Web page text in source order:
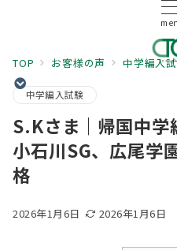
TOP お客様の声 中学編入
中学編入試験
S.Kさま｜帰国中学
小石川SG、広尾学
格
2026年1月6日 2026年1月6日